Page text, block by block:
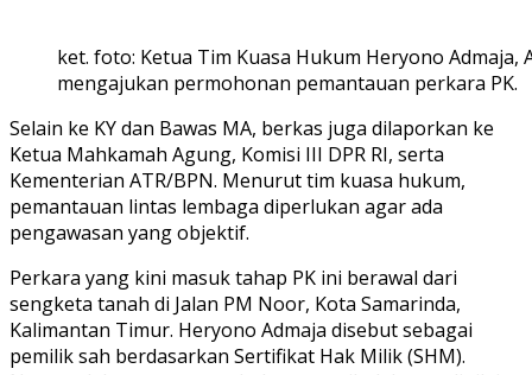
ket. foto: Ketua Tim Kuasa Hukum Heryono Admaja,
mengajukan permohonan pemantauan perkara PK.
Selain ke KY dan Bawas MA, berkas juga dilaporkan ke
Ketua Mahkamah Agung, Komisi III DPR RI, serta
Kementerian ATR/BPN. Menurut tim kuasa hukum,
pemantauan lintas lembaga diperlukan agar ada
pengawasan yang objektif.
Perkara yang kini masuk tahap PK ini berawal dari
sengketa tanah di Jalan PM Noor, Kota Samarinda,
Kalimantan Timur. Heryono Admaja disebut sebagai
pemilik sah berdasarkan Sertifikat Hak Milik (SHM).